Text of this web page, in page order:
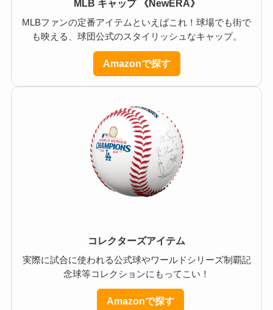
MLB キャップ 《NewERA》
MLBファンの定番アイテムといえばこれ！球場でも街で
も映える、球団公式のスタイリッシュなキャップ。
Amazonで探す
コレクターズアイテム
実際に試合に使われる公式球やワールドシリーズ制覇記
念球等コレクションにもってこい！
Amazonで探す